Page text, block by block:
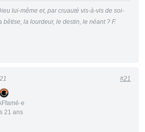
lui-même et, par cruauté vis-à-vis de soi-
bêtise, la lourdeur, le destin, le néant ? F.
21 ans
#21